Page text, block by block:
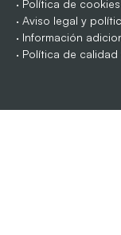
· Política de cookies
· Aviso legal y
· Información
· Política de